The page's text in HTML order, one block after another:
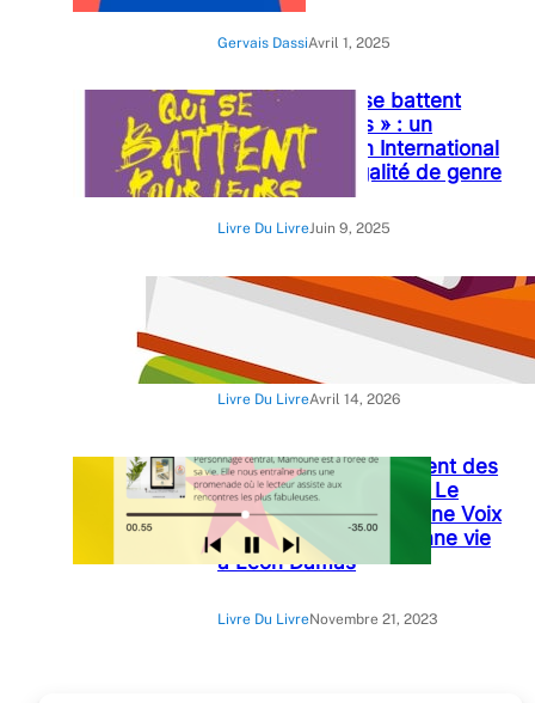
Gervais DassiAvril 1, 2025
« Ces filles qui se battent
pour leurs droits » : un
ouvrage de Plan International
France pour l’égalité de genre
Livre Du LivreJuin 9, 2025
« Crimes contre le devoir » :
Briston Wilfried Amoussou-
Livre Du LivreAvril 14, 2026
« Damas, le scintillement des
larmes » de Catherine Le
Pelletier l’audibook d’une Voix
Une Histoire qui redonne vie
à Léon Damas
Livre Du LivreNovembre 21, 2023